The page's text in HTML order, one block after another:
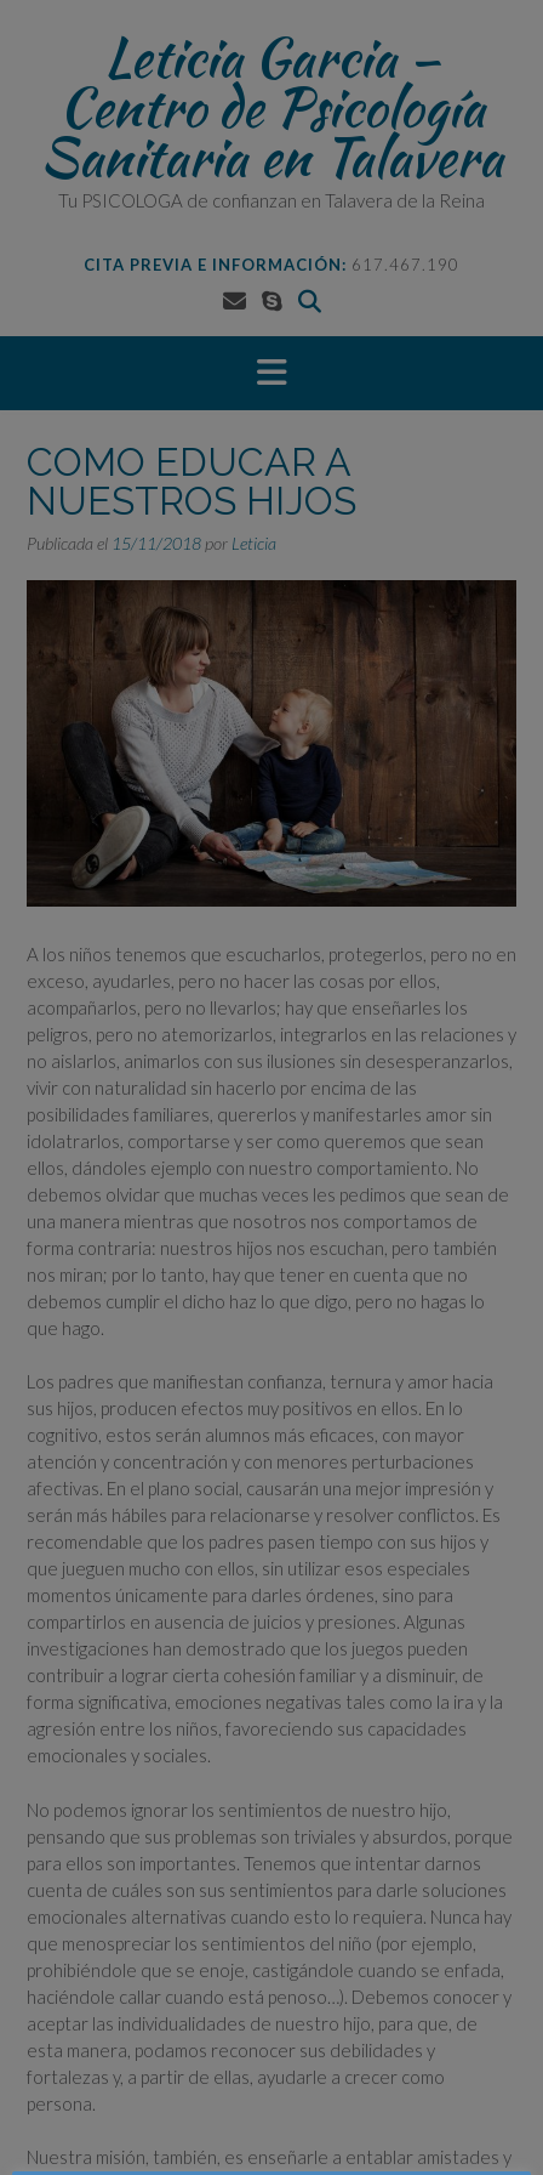
Leticia Garcia –
Centro de Psicología
Sanitaria en Talavera
Tu PSICOLOGA de confianzan en Talavera de la Reina
CITA PREVIA E INFORMACIÓN: 617.467.190
COMO EDUCAR A
NUESTROS HIJOS
Publicada el 15/11/2018 por Leticia
A los niños tenemos que escucharlos, protegerlos, pero no en
exceso, ayudarles, pero no hacer las cosas por ellos,
acompañarlos, pero no llevarlos; hay que enseñarles los
peligros, pero no atemorizarlos, integrarlos en las relaciones y
no aislarlos, animarlos con sus ilusiones sin desesperanzarlos,
vivir con naturalidad sin hacerlo por encima de las
posibilidades familiares, quererlos y manifestarles amor sin
idolatrarlos, comportarse y ser como queremos que sean
ellos, dándoles ejemplo con nuestro comportamiento. No
debemos olvidar que muchas veces les pedimos que sean de
una manera mientras que nosotros nos comportamos de
forma contraria: nuestros hijos nos escuchan, pero también
nos miran; por lo tanto, hay que tener en cuenta que no
debemos cumplir el dicho haz lo que digo, pero no hagas lo
que hago.
Los padres que manifiestan confianza, ternura y amor hacia
sus hijos, producen efectos muy positivos en ellos. En lo
cognitivo, estos serán alumnos más eficaces, con mayor
atención y concentración y con menores perturbaciones
afectivas. En el plano social, causarán una mejor impresión y
serán más hábiles para relacionarse y resolver conflictos. Es
recomendable que los padres pasen tiempo con sus hijos y
que jueguen mucho con ellos, sin utilizar esos especiales
momentos únicamente para darles órdenes, sino para
compartirlos en ausencia de juicios y presiones. Algunas
investigaciones han demostrado que los juegos pueden
contribuir a lograr cierta cohesión familiar y a disminuir, de
forma significativa, emociones negativas tales como la ira y la
agresión entre los niños, favoreciendo sus capacidades
emocionales y sociales.
No podemos ignorar los sentimientos de nuestro hijo,
pensando que sus problemas son triviales y absurdos, porque
para ellos son importantes. Tenemos que intentar darnos
cuenta de cuáles son sus sentimientos para darle soluciones
emocionales alternativas cuando esto lo requiera. Nunca hay
que menospreciar los sentimientos del niño (por ejemplo,
prohibiéndole que se enoje, castigándole cuando se enfada,
haciéndole callar cuando está penoso…). Debemos conocer y
aceptar las individualidades de nuestro hijo, para que, de
esta manera, podamos reconocer sus debilidades y
fortalezas y, a partir de ellas, ayudarle a crecer como
persona.
Nuestra misión, también, es enseñarle a entablar amistades y